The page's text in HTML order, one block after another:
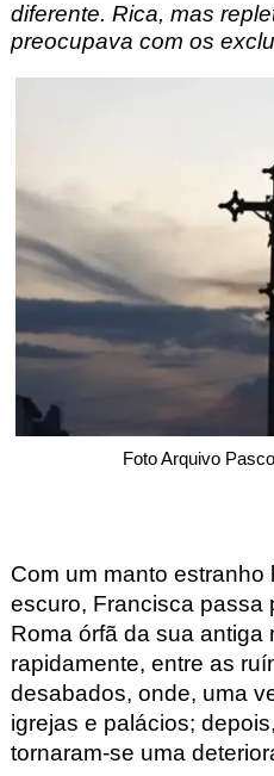
diferente. Rica, mas
preocupava com os
Foto Arquivo
Com um manto estranho
escuro, Francisca passa
Roma órfã da sua antiga
rapidamente, entre as
desabados, onde, uma
igrejas e palácios;
tornaram-se uma